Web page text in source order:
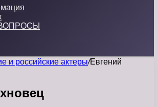
и российские актеры/Евгений